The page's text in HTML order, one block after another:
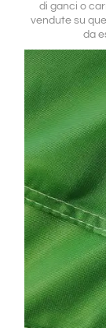
di ganci o
vendute su
da